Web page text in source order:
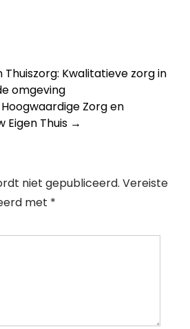
Thuiszorg: Kwalitatieve zorg in
omgeving
Zorg en
Eigen Thuis →
niet gepubliceerd. Vereiste
met *